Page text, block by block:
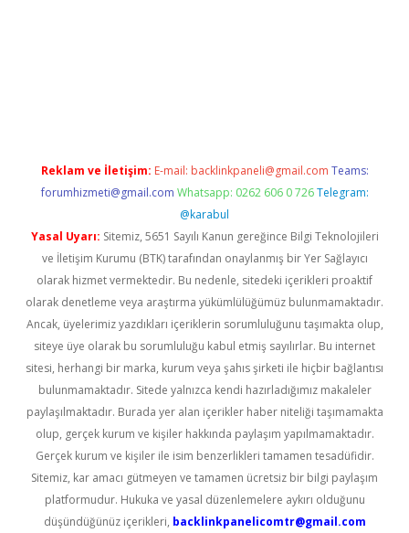
Reklam ve İletişim: E-mail: backlinkpaneli@gmail.com Teams:
forumhizmeti@gmail.com Whatsapp: 0262 606 0 726 Telegram:
@karabul
Yasal Uyarı: Sitemiz, 5651 Sayılı Kanun gereğince Bilgi Teknolojileri
ve İletişim Kurumu (BTK) tarafından onaylanmış bir Yer Sağlayıcı
olarak hizmet vermektedir. Bu nedenle, sitedeki içerikleri proaktif
olarak denetleme veya araştırma yükümlülüğümüz bulunmamaktadır.
Ancak, üyelerimiz yazdıkları içeriklerin sorumluluğunu taşımakta olup,
siteye üye olarak bu sorumluluğu kabul etmiş sayılırlar. Bu internet
sitesi, herhangi bir marka, kurum veya şahıs şirketi ile hiçbir bağlantısı
bulunmamaktadır. Sitede yalnızca kendi hazırladığımız makaleler
paylaşılmaktadır. Burada yer alan içerikler haber niteliği taşımamakta
olup, gerçek kurum ve kişiler hakkında paylaşım yapılmamaktadır.
Gerçek kurum ve kişiler ile isim benzerlikleri tamamen tesadüfidir.
Sitemiz, kar amacı gütmeyen ve tamamen ücretsiz bir bilgi paylaşım
platformudur. Hukuka ve yasal düzenlemelere aykırı olduğunu
düşündüğünüz içerikleri, backlinkpanelicomtr@gmail.com